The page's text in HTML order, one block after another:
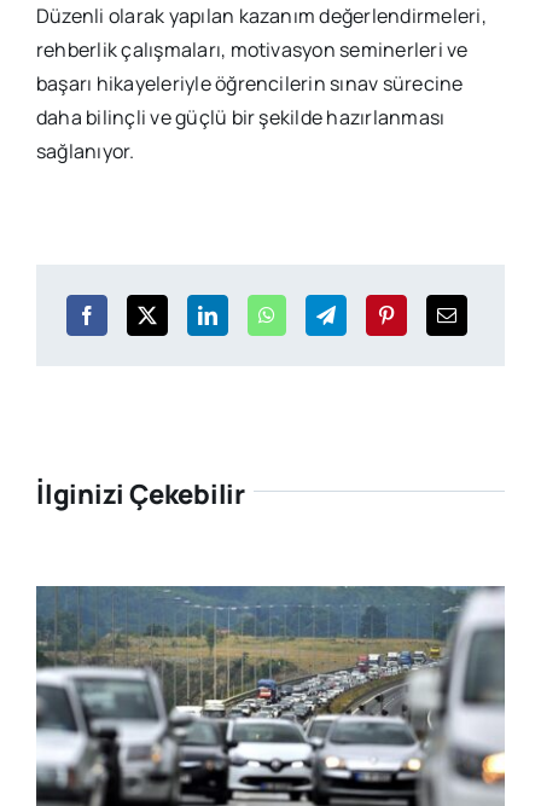
Düzenli olarak yapılan kazanım değerlendirmeleri,
rehberlik çalışmaları, motivasyon seminerleri ve
başarı hikayeleriyle öğrencilerin sınav sürecine
daha bilinçli ve güçlü bir şekilde hazırlanması
sağlanıyor.
İlginizi Çekebilir